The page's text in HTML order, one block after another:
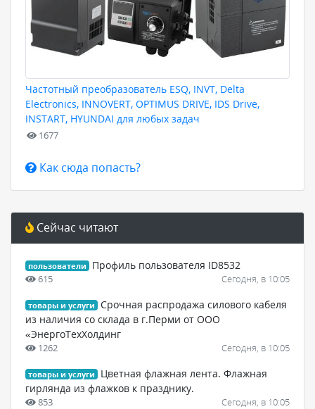
Частотный преобразователь ESQ, INVT, Delta
Electronics, INNOVERT, OPTIMUS DRIVE, IDS Drive,
INSTART, HYUNDAI для любых задач
1677
Как сюда попасть?
Сейчас читают
пользователи Профиль пользователя ID8532
615 Сегодня, в 10:05
товары и услуги
Срочная распродажа силового кабеля
из наличия со склада в г.Перми от ООО
«ЭнергоТехХолдинг
1262 Сегодня, в 10:05
товары и услуги
Цветная флажная лента. Флажная
гирлянда из флажков к празднику.
853 Сегодня, в 10:05